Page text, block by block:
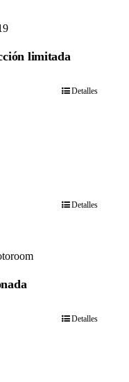
limitada
Detalles
Detalles
Detalles